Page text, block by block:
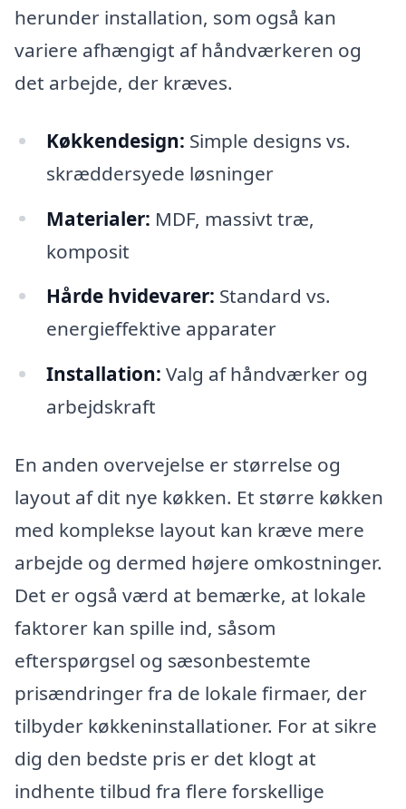
herunder installation, som også kan
variere afhængigt af håndværkeren og
det arbejde, der kræves.
Køkkendesign: Simple designs vs.
skræddersyede løsninger
Materialer: MDF, massivt træ,
komposit
Hårde hvidevarer: Standard vs.
energieffektive apparater
Installation: Valg af håndværker og
arbejdskraft
En anden overvejelse er størrelse og
layout af dit nye køkken. Et større køkken
med komplekse layout kan kræve mere
arbejde og dermed højere omkostninger.
Det er også værd at bemærke, at lokale
faktorer kan spille ind, såsom
efterspørgsel og sæsonbestemte
prisændringer fra de lokale firmaer, der
tilbyder køkkeninstallationer. For at sikre
dig den bedste pris er det klogt at
indhente tilbud fra flere forskellige